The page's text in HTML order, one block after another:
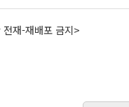
재-재배포 금지>